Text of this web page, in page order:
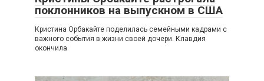
поклонников на выпускном в США
Кристина Орбакайте поделилась семейными кадрами с
важного события в жизни своей дочери. Клавдия
окончила